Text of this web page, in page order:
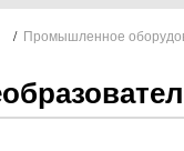
/ Промышленное